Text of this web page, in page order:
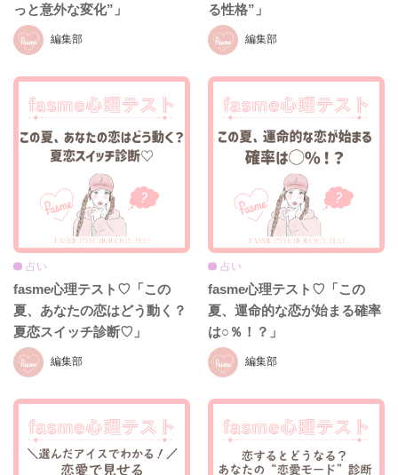
編集部
っと意外な変化”」
編集部
る性格”」
編集部
占い
fasme心理テスト♡「この
夏、あなたの恋はどう動く？
夏恋スイッチ診断♡」
編集部
占い
fasme心理テスト♡「この
夏、運命的な恋が始まる確率
は○％！？」